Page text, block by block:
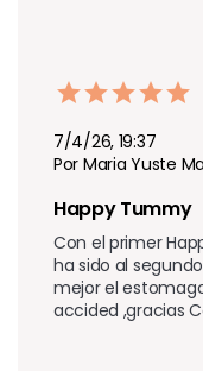
7/4/26, 19:37
Por Maria Yuste
Happy Tummy
Con el primer
ha sido al
mejor el
accided ,gracias